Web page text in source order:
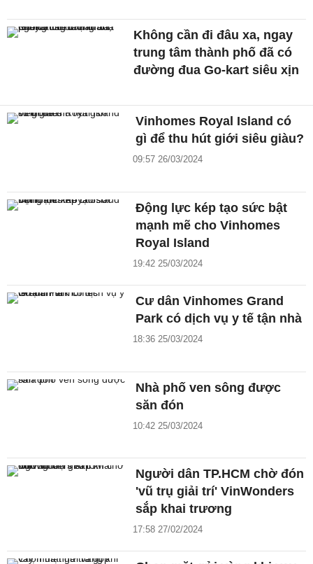
Không cần đi đâu xa, ngay
trung tâm thành phố đã có
đường đua Go-kart siêu xịn
Vinhomes Royal Island có
gì để thu hút giới siêu giàu?
09:57 26/03/2024
Động lực kép tạo sức bật
mạnh mẽ cho Vinhomes
Royal Island
19:42 25/03/2024
Cư dân Vinhomes Grand
Park có dịch vụ y tế tận nhà
18:36 25/03/2024
Nhà phố ven sông được
săn đón
10:42 25/03/2024
Người dân TP.HCM chờ đón
'vũ trụ giải trí' VinWonders
sắp khai trương
17:58 27/02/2024